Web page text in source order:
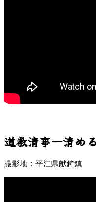
道教清事ー清め
撮影地：平江県献鐘鎮